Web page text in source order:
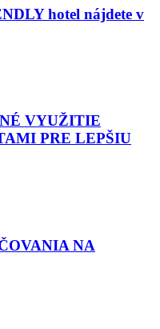
hotel nájdete v
VYUŽITIE
PRE LEPŠIU
NA